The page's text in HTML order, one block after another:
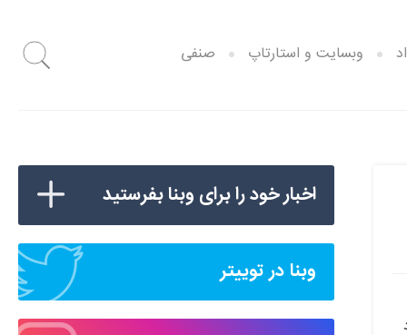
وبسایت و استارتاپ صنفی
اخبار خود را برای وبنا بفرستید
وبنا در توییتر